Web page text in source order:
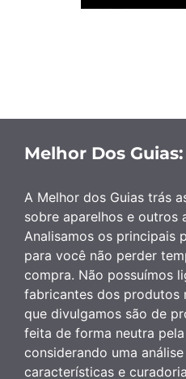
Melhor Dos Guias:
A Melhor dos Guias trás
sobre aparelhos e outros
Analisamos os principais
para você não perder
compra. Não possuímos
fabricantes dos produtos
que divulgamos são de
feita de forma neutra
considerando uma
características e